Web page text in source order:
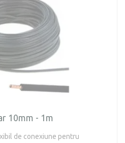
10mm - 1m
de conexiune pentru